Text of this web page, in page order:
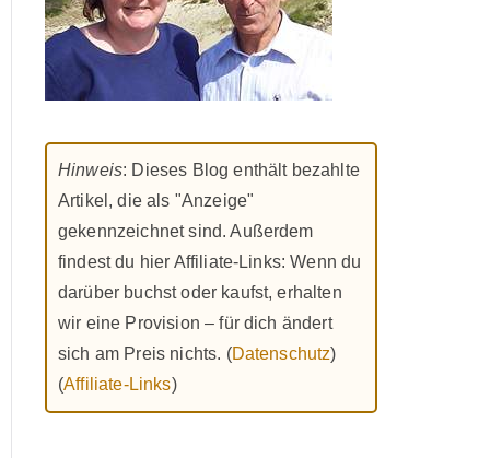
Hinweis: Dieses Blog enthält bezahlte
Artikel, die als "Anzeige"
gekennzeichnet sind. Außerdem
findest du hier Affiliate-Links: Wenn du
darüber buchst oder kaufst, erhalten
wir eine Provision – für dich ändert
sich am Preis nichts. (Datenschutz)
(Affiliate-Links)